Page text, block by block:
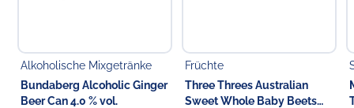
Alkoholische Mixgetränke
Bundaberg Alcoholic Ginger
Beer Can 4.0 % vol.
Früchte
Three Threes Australian
Sweet Whole Baby Beets